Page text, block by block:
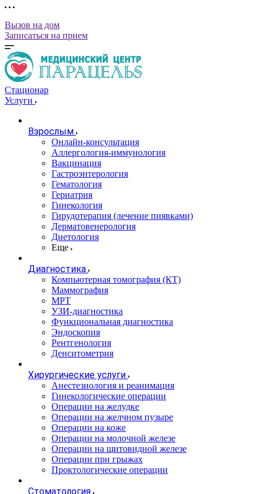
Вызов на дом
Записаться на прием
Стационар
Услуги
Взрослым
Онлайн-консультация
Аллергология-иммунология
Вакцинация
Гастроэнтерология
Гематология
Гериатрия
Гинекология
Гирудотерапия (лечение пиявками)
Дерматовенерология
Диетология
Еще
Диагностика
Компьютерная томография (КТ)
Маммография
МРТ
УЗИ-диагностика
Функциональная диагностика
Эндоскопия
Рентгенология
Денситометрия
Хирургические услуги
Анестезиология и реанимация
Гинекологические операции
Операции на желудке
Операции на желчном пузыре
Операции на коже
Операции на молочной железе
Операции на щитовидной железе
Операции при грыжах
Проктологические операции
Стоматология